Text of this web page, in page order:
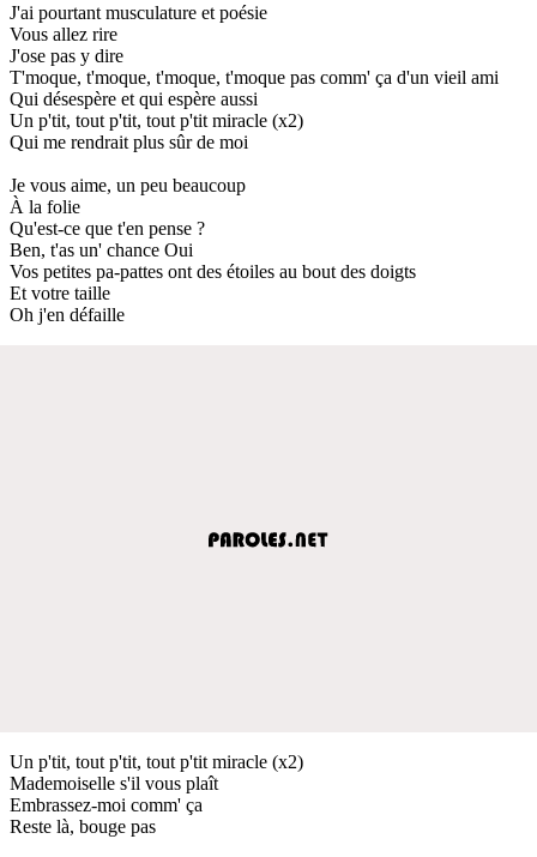
J'ai pourtant musculature et poésie
Vous allez rire
J'ose pas y dire
T'moque, t'moque, t'moque, t'moque pas comm' ça d'un vieil ami
Qui désespère et qui espère aussi
Un p'tit, tout p'tit, tout p'tit miracle (x2)
Qui me rendrait plus sûr de moi
Je vous aime, un peu beaucoup
À la folie
Qu'est-ce que t'en pense ?
Ben, t'as un' chance Oui
Vos petites pa-pattes ont des étoiles au bout des doigts
Et votre taille
Oh j'en défaille
Un p'tit, tout p'tit, tout p'tit miracle (x2)
Mademoiselle s'il vous plaît
Embrassez-moi comm' ça
Reste là, bouge pas